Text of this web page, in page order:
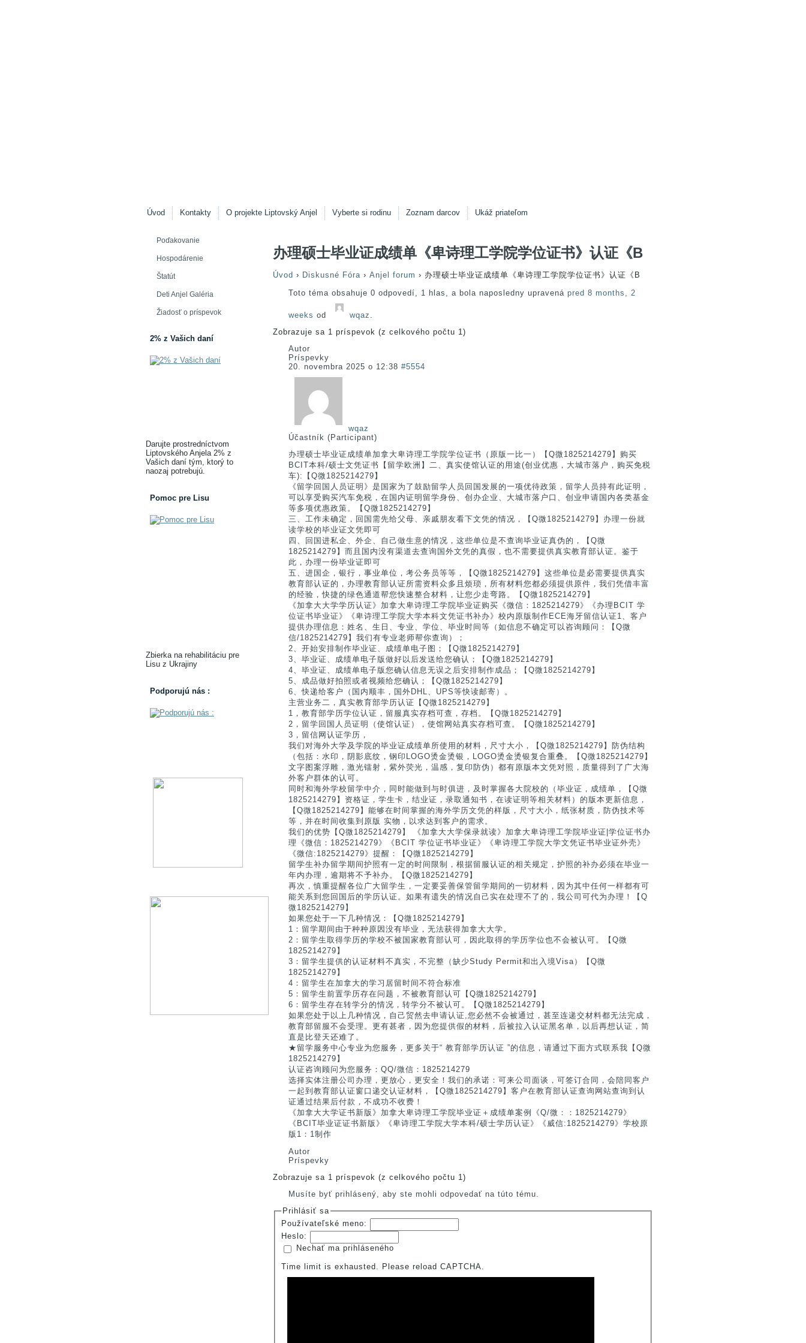
Úvod Kontakty O projekte Liptovský Anjel Vyberte si rodinu Zoznam darcov Ukáž priateľom
Poďakovanie
Hospodárenie
Štatút
Deti Anjel Galéria
Žiadosť o príspevok
2% z Vašich daní
Darujte prostredníctvom
Liptovského Anjela 2% z
Vašich daní tým, ktorý to
naozaj potrebujú.
Pomoc pre Lisu
Zbierka na rehabilitáciu pre
Lisu z Ukrajiny
Podporujú nás :
办理硕士毕业证成绩单《卑诗理工学院学位证书》认证《B
Úvod › Diskusné Fóra › Anjel forum › 办理硕士毕业证成绩单《卑诗理工学院学位证书》认证《B
Toto téma obsahuje 0 odpovedí, 1 hlas, a bola naposledny upravená pred 8 months, 2
weeks od wqaz .
Zobrazuje sa 1 príspevok (z celkového počtu 1)
Autor
Príspevky
20. novembra 2025 o 12:38 #5554
wqaz
Účastník (Participant)
办理硕士毕业证成绩单加拿大卑诗理工学院学位证书（原版一比一）【Q微1825214279】购买
BCIT本科/硕士文凭证书【留学欧洲】二、真实使馆认证的用途(创业优惠，大城市落户，购买免税
车):【Q微1825214279】
《留学回国人员证明》是国家为了鼓励留学人员回国发展的一项优待政策，留学人员持有此证明，
可以享受购买汽车免税，在国内证明留学身份、创办企业、大城市落户口、创业申请国内各类基金
等多项优惠政策。【Q微1825214279】
三、工作未确定，回国需先给父母、亲戚朋友看下文凭的情况，【Q微1825214279】办理一份就
读学校的毕业证文凭即可
四、回国进私企、外企、自己做生意的情况，这些单位是不查询毕业证真伪的，【Q微
1825214279】而且国内没有渠道去查询国外文凭的真假，也不需要提供真实教育部认证。鉴于
此，办理一份毕业证即可
五、进国企，银行，事业单位，考公务员等等，【Q微1825214279】这些单位是必需要提供真实
教育部认证的，办理教育部认证所需资料众多且烦琐，所有材料您都必须提供原件，我们凭借丰富
的经验，快捷的绿色通道帮您快速整合材料，让您少走弯路。【Q微1825214279】
《加拿大大学学历认证》加拿大卑诗理工学院毕业证购买《微信：1825214279》《办理BCIT 学
位证书毕业证》《卑诗理工学院大学本科文凭证书补办》校内原版制作ECE海牙留信认证1、客户
提供办理信息：姓名、生日、专业、学位、毕业时间等（如信息不确定可以咨询顾问：【Q微
信/1825214279】我们有专业老师帮你查询）；
2、开始安排制作毕业证、成绩单电子图；【Q微1825214279】
3、毕业证、成绩单电子版做好以后发送给您确认；【Q微1825214279】
4、毕业证、成绩单电子版您确认信息无误之后安排制作成品；【Q微1825214279】
5、成品做好拍照或者视频给您确认；【Q微1825214279】
6、快递给客户（国内顺丰，国外DHL、UPS等快读邮寄）。
主营业务二，真实教育部学历认证【Q微1825214279】
1，教育部学历学位认证，留服真实存档可查，存档。【Q微1825214279】
2，留学回国人员证明（使馆认证），使馆网站真实存档可查。【Q微1825214279】
3，留信网认证学历，
我们对海外大学及学院的毕业证成绩单所使用的材料，尺寸大小，【Q微1825214279】防伪结构
（包括：水印，阴影底纹，钢印LOGO烫金烫银，LOGO烫金烫银复合重叠。【Q微1825214279】
文字图案浮雕，激光镭射，紫外荧光，温感，复印防伪）都有原版本文凭对照，质量得到了广大海
外客户群体的认可。
同时和海外学校留学中介，同时能做到与时俱进，及时掌握各大院校的（毕业证，成绩单，【Q微
1825214279】资格证，学生卡，结业证，录取通知书，在读证明等相关材料）的版本更新信息，
【Q微1825214279】能够在时间掌握的海外学历文凭的样版，尺寸大小，纸张材质，防伪技术等
等，并在时间收集到原版 实物，以求达到客户的需求。
我们的优势【Q微1825214279】 《加拿大大学保录就读》加拿大卑诗理工学院毕业证|学位证书办
理《微信：1825214279》《BCIT 学位证书毕业证》《卑诗理工学院大学文凭证书毕业证外壳》
《微信:1825214279》提醒：【Q微1825214279】
留学生补办留学期间护照有一定的时间限制，根据留服认证的相关规定，护照的补办必须在毕业一
年内办理，逾期将不予补办。【Q微1825214279】
再次，慎重提醒各位广大留学生，一定要妥善保管留学期间的一切材料，因为其中任何一样都有可
能关系到您回国后的学历认证。如果有遗失的情况自己实在处理不了的，我公司可代为办理！【Q
微1825214279】
如果您处于一下几种情况：【Q微1825214279】
1：留学期间由于种种原因没有毕业，无法获得加拿大大学。
2：留学生取得学历的学校不被国家教育部认可，因此取得的学历学位也不会被认可。【Q微
1825214279】
3：留学生提供的认证材料不真实，不完整（缺少Study Permit和出入境Visa）【Q微
1825214279】
4：留学生在加拿大的学习居留时间不符合标准
5：留学生前置学历存在问题，不被教育部认可【Q微1825214279】
6：留学生存在转学分的情况，转学分不被认可。【Q微1825214279】
如果您处于以上几种情况，自己贸然去申请认证,您必然不会被通过，甚至连递交材料都无法完成，
教育部留服不会受理。更有甚者，因为您提供假的材料，后被拉入认证黑名单，以后再想认证，简
直是比登天还难了。
★留学服务中心专业为您服务，更多关于“ 教育部学历认证 ”的信息，请通过下面方式联系我【Q微
1825214279】
认证咨询顾问为您服务：QQ/微信：1825214279
选择实体注册公司办理，更放心，更安全！我们的承诺：可来公司面谈，可签订合同，会陪同客户
一起到教育部认证窗口递交认证材料，【Q微1825214279】客户在教育部认证查询网站查询到认
证通过结果后付款，不成功不收费！
《加拿大大学证书新版》加拿大卑诗理工学院毕业证＋成绩单案例《Q/微：：1825214279》
《BCIT毕业证证书新版》《卑诗理工学院大学本科/硕士学历认证》《威信:1825214279》学校原
版1：1制作
Autor
Príspevky
Zobrazuje sa 1 príspevok (z celkového počtu 1)
Musíte byť prihlásený, aby ste mohli odpovedať na túto tému.
Prihlásiť sa
Používateľské meno:
Heslo:
Nechať ma prihláseného
Time limit is exhausted. Please reload CAPTCHA.